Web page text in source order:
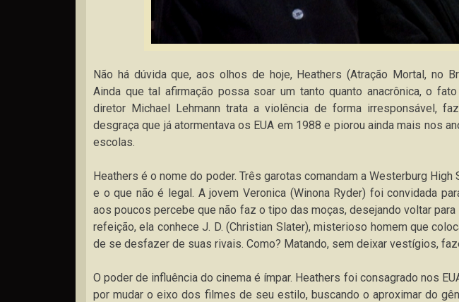
Não há dúvida que, aos olhos de hoje, Heathers (Atração Mortal, no
Ainda que tal afirmação possa soar um tanto quanto anacrônica, o
diretor Michael Lehmann trata a violência de forma irresponsável,
desgraça que já atormentava os EUA em 1988 e piorou ainda mais nos
escolas.
Heathers é o nome do poder. Três garotas comandam a Westerburg
e o que não é legal. A jovem Veronica (Winona Ryder) foi convidada
aos poucos percebe que não faz o tipo das moças, desejando voltar para
refeição, ela conhece J. D. (Christian Slater), misterioso homem que
de se desfazer de suas rivais. Como? Matando, sem deixar vestígios,
O poder de influência do cinema é ímpar. Heathers foi consagrado nos
por mudar o eixo dos filmes de seu estilo, buscando o aproximar do